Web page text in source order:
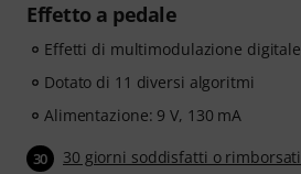
Effetto a pedale
Effetti di multimodulazione digitale
Dotato di 11 diversi algoritmi
Alimentazione: 9 V, 130 mA
30 30 giorni soddisfatti o rimborsati